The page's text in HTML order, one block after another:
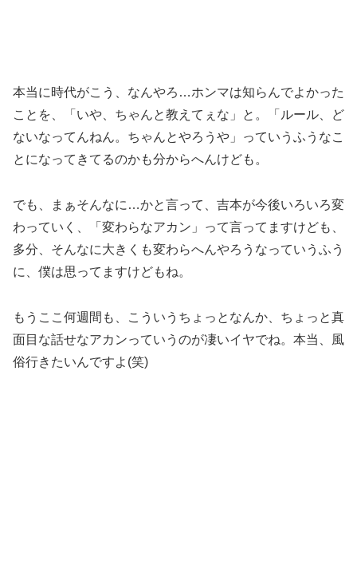
本当に時代がこう、なんやろ…ホンマは知らんでよかった
ことを、「いや、ちゃんと教えてぇな」と。「ルール、ど
ないなってんねん。ちゃんとやろうや」っていうふうなこ
とになってきてるのかも分からへんけども。
でも、まぁそんなに…かと言って、吉本が今後いろいろ変
わっていく、「変わらなアカン」って言ってますけども、
多分、そんなに大きくも変わらへんやろうなっていうふう
に、僕は思ってますけどもね。
もうここ何週間も、こういうちょっとなんか、ちょっと真
面目な話せなアカンっていうのが凄いイヤでね。本当、風
俗行きたいんですよ(笑)